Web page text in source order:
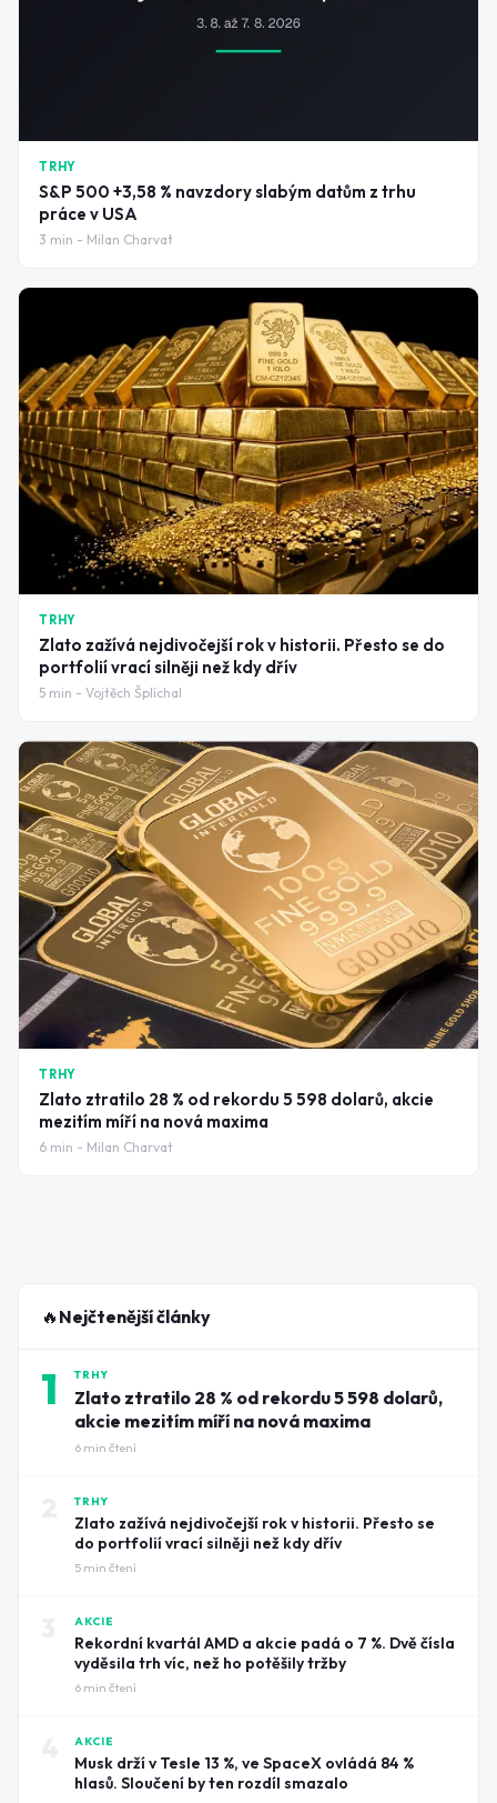
TRHY
S&P 500 +3,58 % navzdory slabým datům z trhu
práce v USA
3 min - Milan Charvat
TRHY
Zlato zažívá nejdivočejší rok v historii. Přesto se do
portfolií vrací silněji než kdy dřív
5 min - Vojtěch Šplíchal
TRHY
Zlato ztratilo 28 % od rekordu 5 598 dolarů, akcie
mezitím míří na nová maxima
6 min - Milan Charvat
🔥 Nejčtenější články
1 TRHY
Zlato ztratilo 28 % od rekordu 5 598 dolarů,
akcie mezitím míří na nová maxima
6 min čtení
TRHY
Zlato zažívá nejdivočejší rok v historii. Přesto se
do portfolií vrací silněji než kdy dřív
5 min čtení
AKCIE
Rekordní kvartál AMD a akcie padá o 7 %. Dvě čísla
vyděsila trh víc, než ho potěšily tržby
6 min čtení
AKCIE
Musk drží v Tesle 13 %, ve SpaceX ovládá 84 %
hlasů. Sloučení by ten rozdíl smazalo